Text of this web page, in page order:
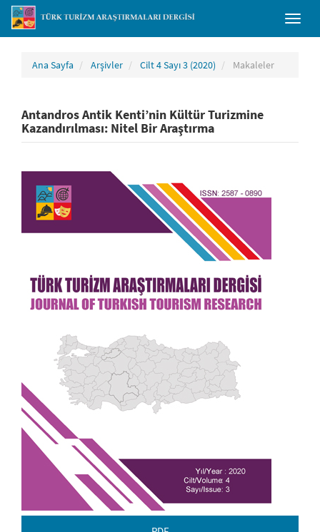
##plugins.themes.bootstrap3.accessible_menu.main_navigation##
##plugins.themes.bootstrap3.accessible_menu.main_content##
##plugins.themes.bootstrap3.accessible_menu.sidebar##
Toggle
Ana Sayfa Arşivler Cilt 4 Sayı 3 (2020) Makaleler
Antandros Antik Kenti’nin Kültür Turizmine
Kazandırılması: Nitel Bir Araştırma